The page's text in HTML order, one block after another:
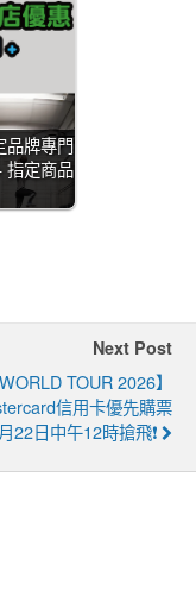
品牌專門
指定商品
Next Post
TOUR 2026】
信用卡優先購票
月22日中午12時搶飛❗